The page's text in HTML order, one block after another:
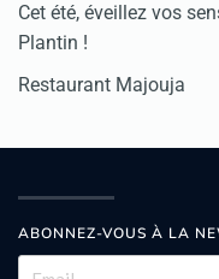
Cet été, éveillez vos
Plantin !
Restaurant Majouja
ABONNEZ-VOUS À LA